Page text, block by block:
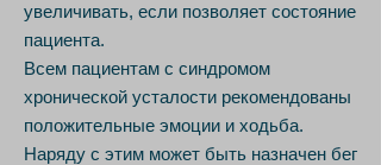
увеличивать, если позволяет состояние
пациента.
Всем пациентам с синдромом
хронической усталости рекомендованы
положительные эмоции и ходьба.
Наряду с этим может быть назначен бег